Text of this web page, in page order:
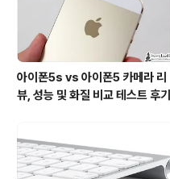
아이폰5s vs 아이폰5 카메라 리
뷰, 성능 및 화질 비교 테스트 후기